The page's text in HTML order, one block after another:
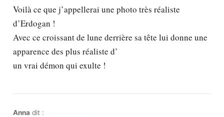
Voilà ce que j’appellerai une photo très réaliste
d’Erdogan !
Avec ce croissant de lune derrière sa tête lui donne une
apparence des plus réaliste d’
un vrai démon qui exulte !
Anna dit :